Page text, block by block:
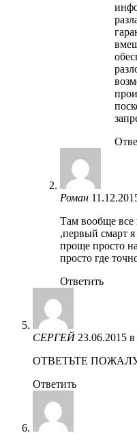
Роман
Там вообще все
,первый смарт
проще просто
просто где
Ответить
СЕРГЕЙ 23.06.2015
ОТВЕТЬТЕ
Ответить